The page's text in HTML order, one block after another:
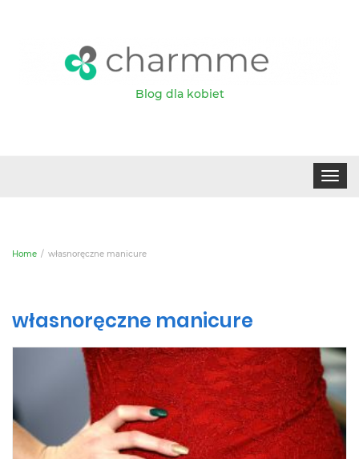
Blog dla kobiet
Toggle
Home własnoręczne manicure
własnoręczne manicure